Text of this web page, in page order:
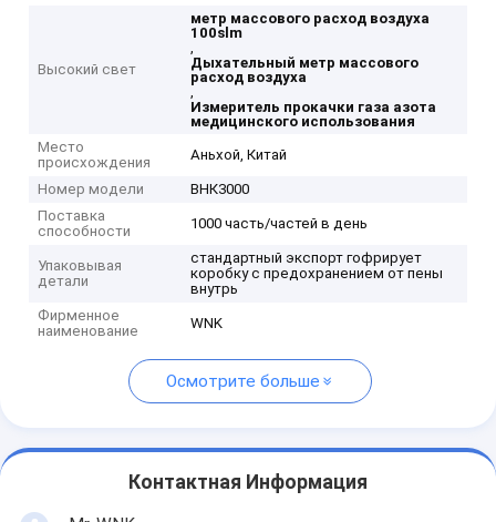
Высокий свет
метр массового расход воздуха
100slm
,
Дыхательный метр массового
расход воздуха
,
Измеритель прокачки газа азота
медицинского использования
Место
происхождения
Аньхой, Китай
Номер модели
ВНК3000
Поставка
способности
1000 часть/частей в день
Упаковывая
детали
стандартный экспорт гофрирует
коробку с предохранением от пены
внутрь
Фирменное
наименование
WNK
Осмотрите больше
Контактная Информация